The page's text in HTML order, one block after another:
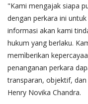
"Kami mengajak siapa
dengan perkara ini
informasi akan kami
hukum yang berlaku.
memìberikan
penanganan perkara
transparan, objektif,
Henry Novika Chandra.